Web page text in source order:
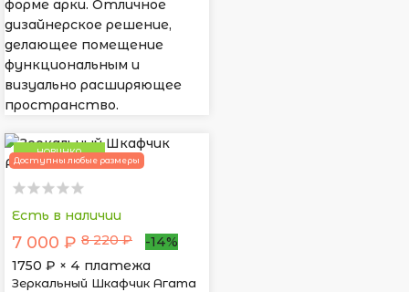
форме арки. Отличное
дизайнерское решение,
делающее помещение
функциональным и
визуально расширяющее
пространство.
НОВИНКА
Доступны любые размеры
Есть в наличии
7 000 ₽ 8 220 ₽
-14%
1750 ₽ × 4 платежа
Зеркальный Шкафчик Агата